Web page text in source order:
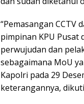
“Pemasangan CCTV
pimpinan KPU
perwujudan dan
sebagaimana MoU
Kapolri pada 29
keterangannya,